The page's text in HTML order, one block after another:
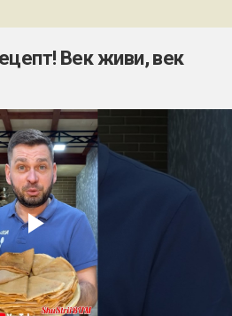
Век живи, век
Play